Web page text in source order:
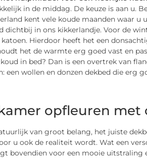
in de middag. De keuze is aan u.
kent vele koude maanden waar
dichtbij in ons kikkerlandje. Voor de
Hierdoor heeft het een
het de warmte erg goed vast en
in bed? Dan is een overtrek van
een wollen en donzen dekbed die erg
opfleuren met
van groot belang, het juiste
u ook de realiteit wordt. Wat een
bovendien voor een mooie